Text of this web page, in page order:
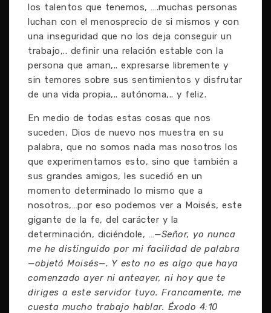
los talentos que tenemos, ….muchas personas
luchan con el menosprecio de si mismos y con
una inseguridad que no los deja conseguir un
trabajo,.. definir una relación estable con la
persona que aman,.. expresarse libremente y
sin temores sobre sus sentimientos y disfrutar
de una vida propia,.. autónoma,.. y feliz.
En medio de todas estas cosas que nos
suceden, Dios de nuevo nos muestra en su
palabra, que no somos nada mas nosotros los
que experimentamos esto, sino que también a
sus grandes amigos, les sucedió en un
momento determinado lo mismo que a
nosotros,…por eso podemos ver a Moisés, este
gigante de la fe, del carácter y la
determinación, diciéndole, …—Señor, yo nunca
me he distinguido por mi facilidad de palabra
—objetó Moisés—. Y esto no es algo que haya
comenzado ayer ni anteayer, ni hoy que te
diriges a este servidor tuyo. Francamente, me
cuesta mucho trabajo hablar. Éxodo 4:10